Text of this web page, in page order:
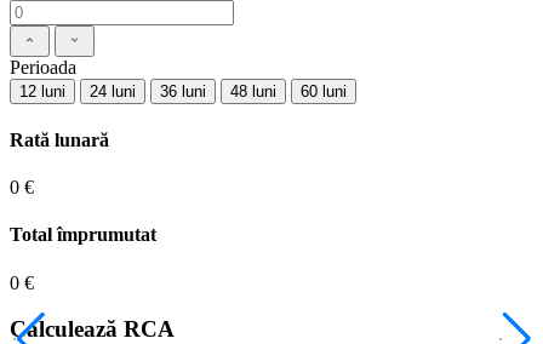
Perioada
12 luni 24 luni 36 luni 48 luni 60 luni
Rată lunară
0 €
Total împrumutat
0 €
Calculează RCA